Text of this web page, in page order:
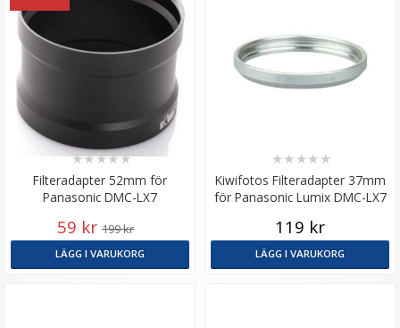
Filteradapter 52mm för
Panasonic DMC-LX7
★★★★★
59 kr 199 kr
LÄGG I VARUKORG
Kiwifotos Filteradapter 37mm
för Panasonic Lumix DMC-LX7
★★ ★★ ★
119 kr
LÄGG I VARUKORG